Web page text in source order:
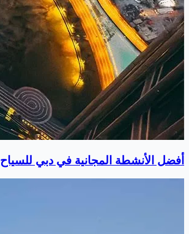
أفضل الأنشطة المجانية في دبي للسياح 2026